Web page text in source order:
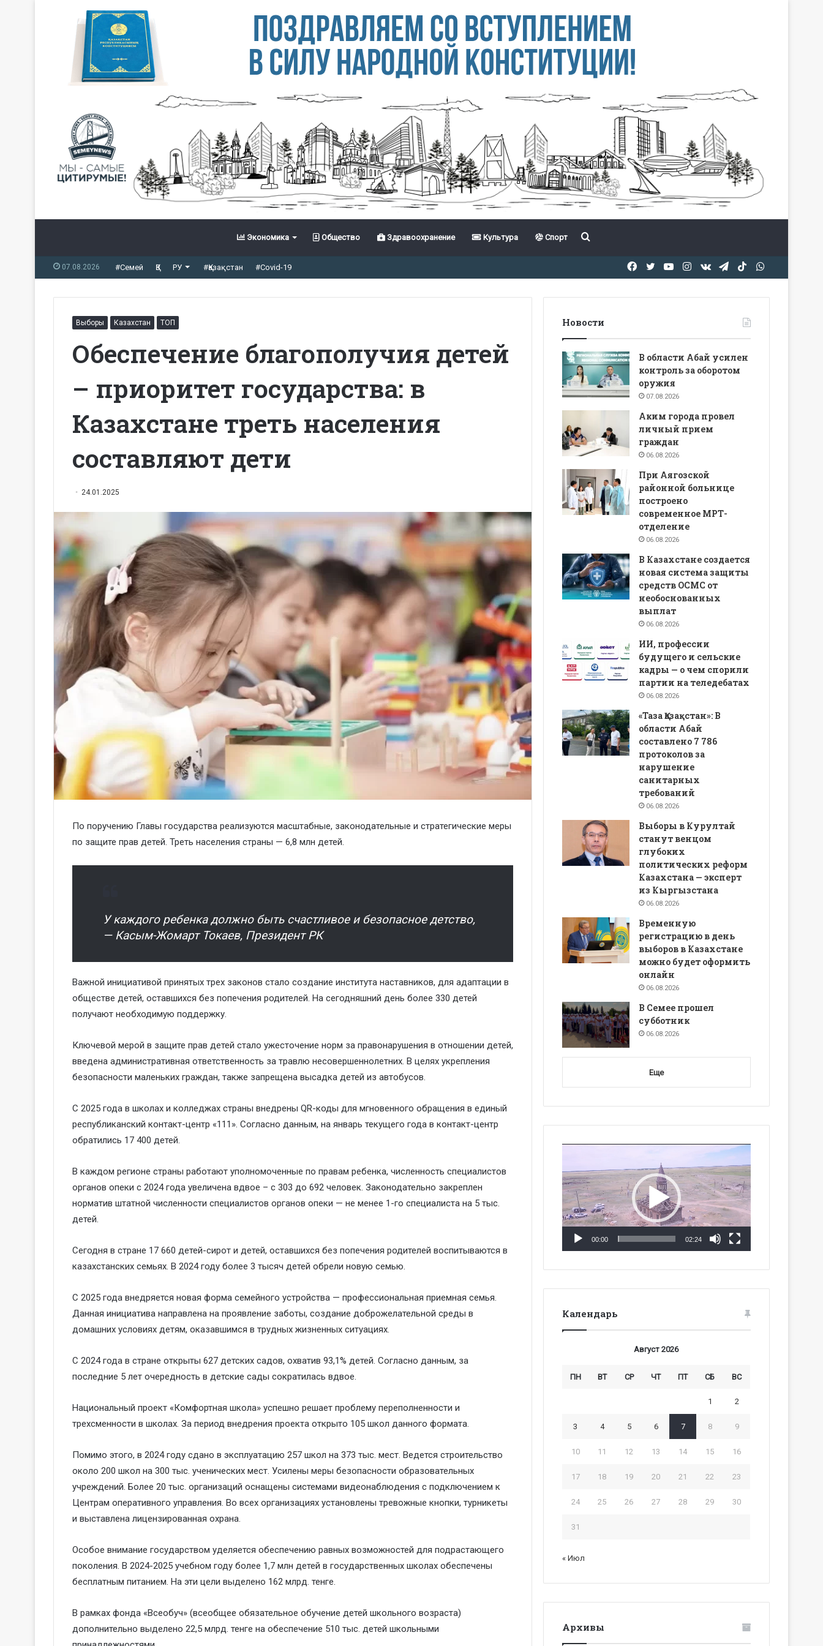
Экономика Общество Здравоохранение Культура Спорт Іздеу
07.08.2026 #Семей ҚЗ РУ #Қазақстан #Covid-19 TikTok
Telegram
vk.com
Instagram
YouTube
Twitter
Facebook
Выборы Казахстан ТОП
Обеспечение благополучия детей
– приоритет государства: в
Казахстане треть населения
составляют дети
24.01.2025
По поручению Главы государства реализуются масштабные, законодательные и стратегические меры
по защите прав детей. Треть населения страны — 6,8 млн детей.
У каждого ребенка должно быть счастливое и безопасное детство,
— Касым-Жомарт Токаев, Президент РК
Важной инициативой принятых трех законов стало создание института наставников, для адаптации в
обществе детей, оставшихся без попечения родителей. На сегодняшний день более 330 детей
получают необходимую поддержку.
Ключевой мерой в защите прав детей стало ужесточение норм за правонарушения в отношении детей,
введена административная ответственность за травлю несовершеннолетних. В целях укрепления
безопасности маленьких граждан, также запрещена высадка детей из автобусов.
С 2025 года в школах и колледжах страны внедрены QR-коды для мгновенного обращения в единый
республиканский контакт-центр «111». Согласно данным, на январь текущего года в контакт-центр
обратились 17 400 детей.
В каждом регионе страны работают уполномоченные по правам ребенка, численность специалистов
органов опеки с 2024 года увеличена вдвое – с 303 до 692 человек. Законодательно закреплен
норматив штатной численности специалистов органов опеки — не менее 1-го специалиста на 5 тыс.
детей.
Сегодня в стране 17 660 детей-сирот и детей, оставшихся без попечения родителей воспитываются в
казахстанских семьях. В 2024 году более 3 тысяч детей обрели новую семью.
С 2025 года внедряется новая форма семейного устройства — профессиональная приемная семья.
Данная инициатива направлена на проявление заботы, создание доброжелательной среды в
домашних условиях детям, оказавшимся в трудных жизненных ситуациях.
С 2024 года в стране открыты 627 детских садов, охватив 93,1% детей. Согласно данным, за
последние 5 лет очередность в детские сады сократилась вдвое.
Национальный проект «Комфортная школа» успешно решает проблему переполненности и
трехсменности в школах. За период внедрения проекта открыто 105 школ данного формата.
Помимо этого, в 2024 году сдано в эксплуатацию 257 школ на 373 тыс. мест. Ведется строительство
около 200 школ на 300 тыс. ученических мест. Усилены меры безопасности образовательных
учреждений. Более 20 тыс. организаций оснащены системами видеонаблюдения с подключением к
Центрам оперативного управления. Во всех организациях установлены тревожные кнопки, турникеты
и выставлена лицензированная охрана.
Особое внимание государством уделяется обеспечению равных возможностей для подрастающего
поколения. В 2024-2025 учебном году более 1,7 млн детей в государственных школах обеспечены
бесплатным питанием. На эти цели выделено 162 млрд. тенге.
В рамках фонда «Всеобуч» (всеобщее обязательное обучение детей школьного возраста)
дополнительно выделено 22,5 млрд. тенге на обеспечение 510 тыс. детей школьными
Новости
В области Абай усилен
контроль за оборотом
оружия
07.08.2026
Аким города провел
личный прием
граждан
06.08.2026
При Аягозской
районной больнице
построено
современное МРТ-
отделение
06.08.2026
В Казахстане создается
новая система защиты
средств ОСМС от
необоснованных
выплат
06.08.2026
ИИ, профессии
будущего и сельские
кадры — о чем спорили
партии на теледебатах
06.08.2026
«Таза Қазақстан»: В
области Абай
составлено 7 786
протоколов за
нарушение
санитарных
требований
06.08.2026
Выборы в Курултай
станут венцом
глубоких
политических реформ
Казахстана — эксперт
из Кыргызстана
06.08.2026
Временную
регистрацию в день
выборов в Казахстане
можно будет оформить
онлайн
06.08.2026
В Семее прошел
субботник
06.08.2026
Еще
00:00 02:24
Календарь
Август 2026
ПН ВТ СР ЧТ ПТ СБ ВС
1 2
3 4 5 6 7 8 9
10 11 12 13 14 15 16
17 18 19 20 21 22 23
24 25 26 27 28 29 30
31
« Июл
Архивы